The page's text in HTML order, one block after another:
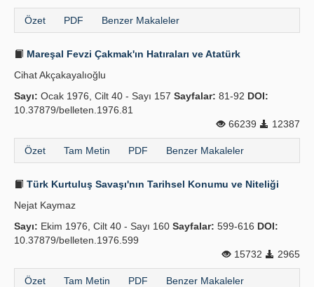
Özet PDF Benzer Makaleler
Mareşal Fevzi Çakmak'ın Hatıraları ve Atatürk
Cihat Akçakayalıoğlu
Sayı: Ocak 1976, Cilt 40 - Sayı 157 Sayfalar: 81-92 DOI:
10.37879/belleten.1976.81
66239
12387
Özet Tam Metin PDF Benzer Makaleler
Türk Kurtuluş Savaşı'nın Tarihsel Konumu ve Niteliği
Nejat Kaymaz
Sayı: Ekim 1976, Cilt 40 - Sayı 160 Sayfalar: 599-616 DOI:
10.37879/belleten.1976.599
15732
2965
Özet Tam Metin PDF Benzer Makaleler